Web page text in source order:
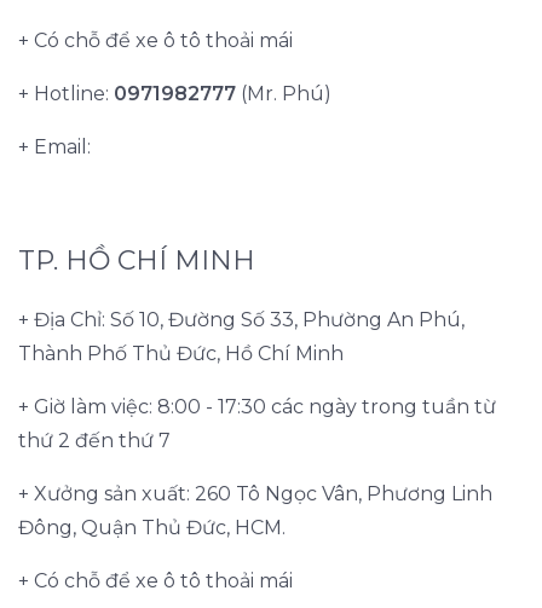
+ Có chỗ để xe ô tô thoải mái
+ Hotline: 0971982777 (Mr. Phú)
+ Email:
TP. HỒ CHÍ MINH
+ Địa Chỉ: Số 10, Đường Số 33, Phường An Phú,
Thành Phố Thủ Đức, Hồ Chí Minh
+ Giờ làm việc: 8:00 - 17:30 các ngày trong tuần từ
thứ 2 đến thứ 7
+ Xưởng sản xuất: 260 Tô Ngọc Vân, Phương Linh
Đông, Quận Thủ Đức, HCM.
+ Có chỗ để xe ô tô thoải mái